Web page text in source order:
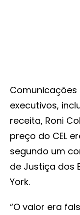
executivos,
receita, Roni
preço do CEL
segundo um
de Justiça dos
York.
“O valor era